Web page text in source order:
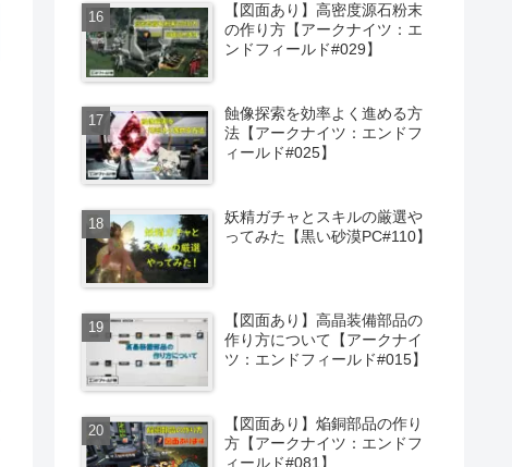
【図面あり】高密度源石粉末
の作り方【アークナイツ：エ
ンドフィールド#029】
蝕像探索を効率よく進める方
法【アークナイツ：エンドフ
ィールド#025】
妖精ガチャとスキルの厳選や
ってみた【黒い砂漠PC#110】
【図面あり】高晶装備部品の
作り方について【アークナイ
ツ：エンドフィールド#015】
【図面あり】焔銅部品の作り
方【アークナイツ：エンドフ
ィールド#081】